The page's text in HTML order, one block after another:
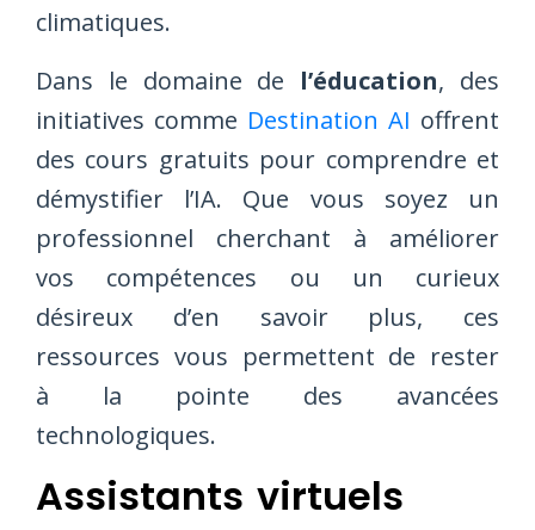
climatiques.
Dans le domaine de l’éducation, des
initiatives comme Destination AI offrent
des cours gratuits pour comprendre et
démystifier l’IA. Que vous soyez un
professionnel cherchant à améliorer
vos compétences ou un curieux
désireux d’en savoir plus, ces
ressources vous permettent de rester
à la pointe des avancées
technologiques.
Assistants virtuels